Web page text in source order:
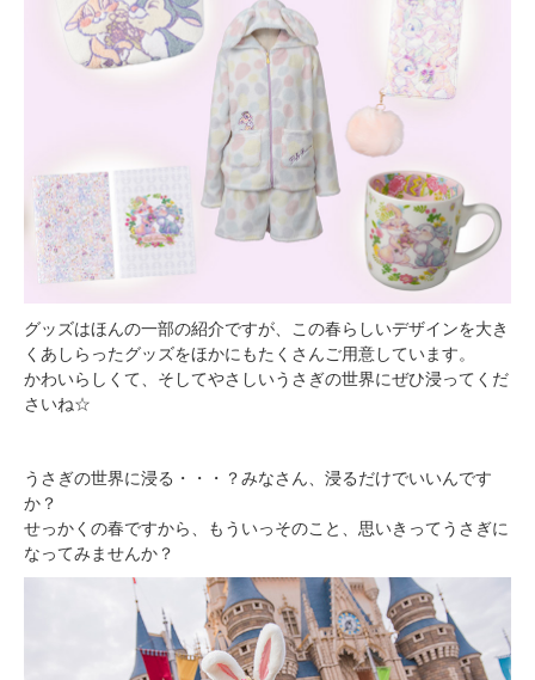
グッズはほんの一部の紹介ですが、この春らしいデザインを大き
くあしらったグッズをほかにもたくさんご用意しています。
かわいらしくて、そしてやさしいうさぎの世界にぜひ浸ってくだ
さいね☆
うさぎの世界に浸る・・・？みなさん、浸るだけでいいんです
か？
せっかくの春ですから、もういっそのこと、思いきってうさぎに
なってみませんか？